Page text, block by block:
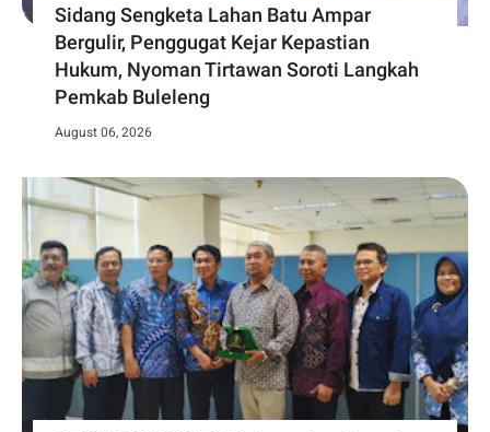
Sidang Sengketa Lahan Batu Ampar
Bergulir, Penggugat Kejar Kepastian
Hukum, Nyoman Tirtawan Soroti Langkah
Pemkab Buleleng
August 06, 2026